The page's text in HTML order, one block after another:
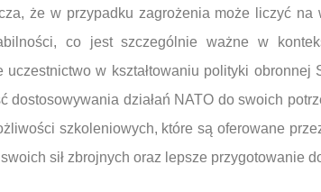
że w przypadku zagrożenia może liczyć na
co jest szczególnie ważne w
w kształtowaniu polityki
dostosowywania działań NATO do swoich
szkoleniowych, które są oferowane
sił zbrojnych oraz lepsze przygotowanie